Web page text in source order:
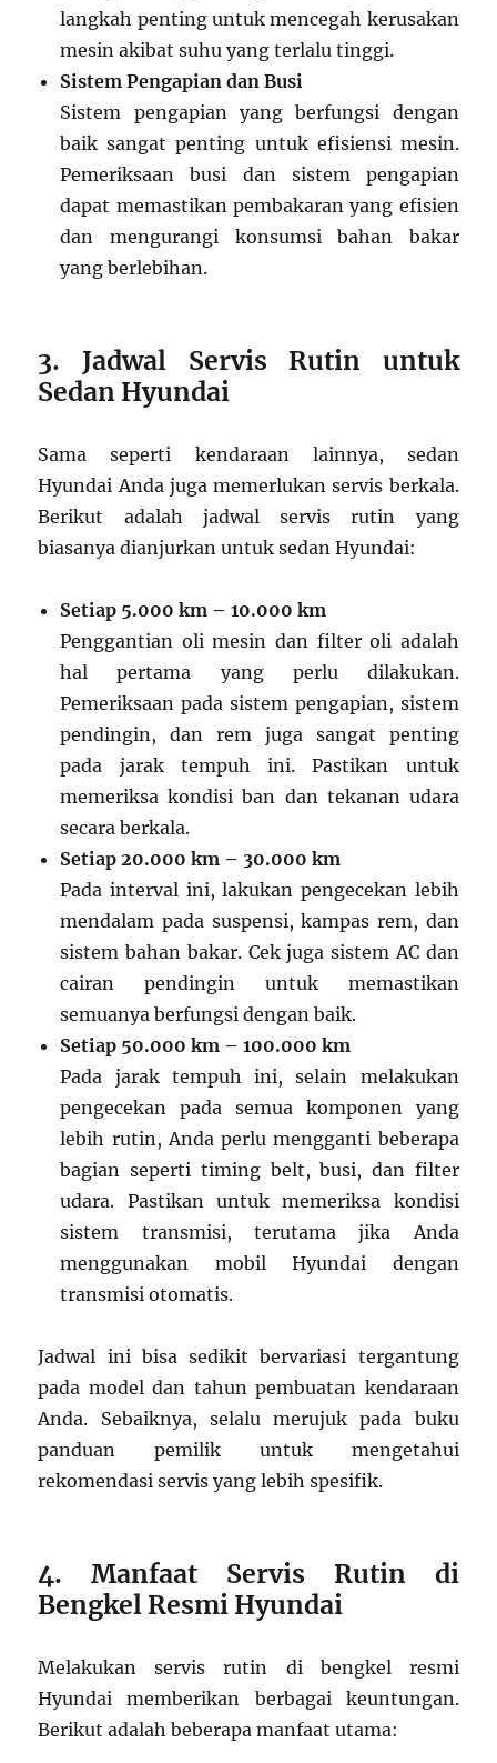
langkah penting untuk mencegah kerusakan
mesin akibat suhu yang terlalu tinggi.
Sistem Pengapian dan Busi
Sistem pengapian yang berfungsi dengan
baik sangat penting untuk efisiensi mesin.
Pemeriksaan busi dan sistem pengapian
dapat memastikan pembakaran yang efisien
dan mengurangi konsumsi bahan bakar
yang berlebihan.
3. Jadwal Servis Rutin untuk
Sedan Hyundai
Sama seperti kendaraan lainnya, sedan
Hyundai Anda juga memerlukan servis berkala.
Berikut adalah jadwal servis rutin yang
biasanya dianjurkan untuk sedan Hyundai:
Setiap 5.000 km – 10.000 km
Penggantian oli mesin dan filter oli adalah
hal pertama yang perlu dilakukan.
Pemeriksaan pada sistem pengapian, sistem
pendingin, dan rem juga sangat penting
pada jarak tempuh ini. Pastikan untuk
memeriksa kondisi ban dan tekanan udara
secara berkala.
Setiap 20.000 km – 30.000 km
Pada interval ini, lakukan pengecekan lebih
mendalam pada suspensi, kampas rem, dan
sistem bahan bakar. Cek juga sistem AC dan
cairan pendingin untuk memastikan
semuanya berfungsi dengan baik.
Setiap 50.000 km – 100.000 km
Pada jarak tempuh ini, selain melakukan
pengecekan pada semua komponen yang
lebih rutin, Anda perlu mengganti beberapa
bagian seperti timing belt, busi, dan filter
udara. Pastikan untuk memeriksa kondisi
sistem transmisi, terutama jika Anda
menggunakan mobil Hyundai dengan
transmisi otomatis.
Jadwal ini bisa sedikit bervariasi tergantung
pada model dan tahun pembuatan kendaraan
Anda. Sebaiknya, selalu merujuk pada buku
panduan pemilik untuk mengetahui
rekomendasi servis yang lebih spesifik.
4. Manfaat Servis Rutin di
Bengkel Resmi Hyundai
Melakukan servis rutin di bengkel resmi
Hyundai memberikan berbagai keuntungan.
Berikut adalah beberapa manfaat utama: